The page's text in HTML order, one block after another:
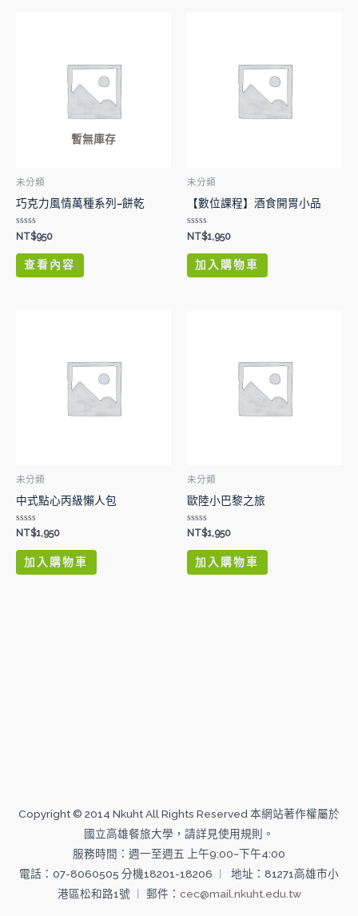
暫無庫存
未分類
巧克力風情萬種系列–餅乾
評
分
0
滿
分
5
NT$950
查看內容
未分類
【數位課程】酒食開胃小品
評
分
0
滿
分
5
NT$1,950
加入購物車
未分類
中式點心丙級懶人包
評
0
滿
分
5
NT$1,950
加入購物車
未分類
歐陸小巴黎之旅
評
0
滿
分
5
NT$1,950
加入購物車
Copyright © 2014 Nkuht All Rights Reserved 本網站著作權屬於
國立高雄餐旅大學，請詳見使用規則。
服務時間：週一至週五 上午9:00~下午4:00
電話：07-8060505 分機18201-18206 ︱ 地址：81271高雄市小
港區松和路1號 ︱ 郵件： cec@mail.nkuht.edu.tw